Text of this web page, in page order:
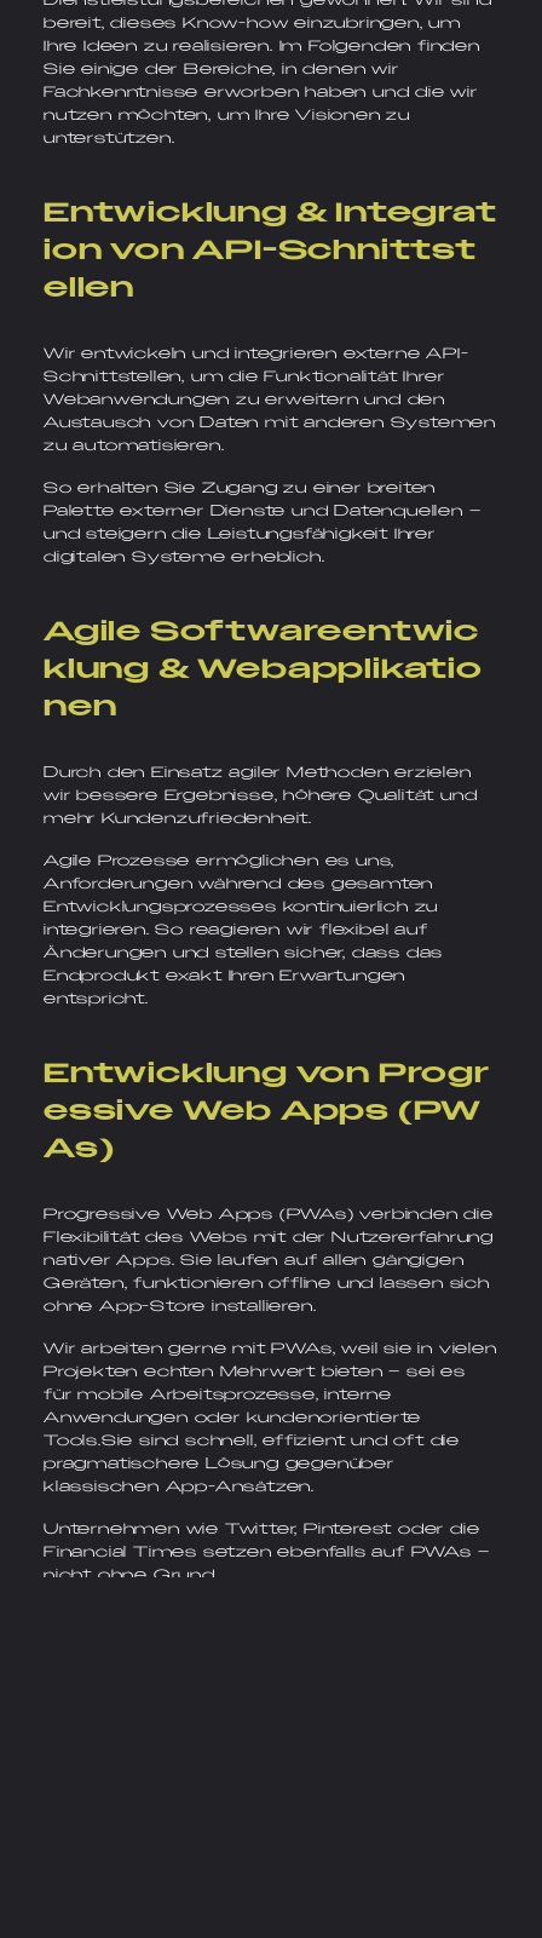
bereit, dieses Know-how einzubringen, um
Ihre Ideen zu realisieren. Im Folgenden finden
Sie einige der Bereiche, in denen wir
Fachkenntnisse erworben haben und die wir
nutzen möchten, um Ihre Visionen zu
unterstützen.
Entwicklung & Integrat
ion von API-Schnittst
ellen
Wir entwickeln und integrieren externe API-
Schnittstellen, um die Funktionalität Ihrer
Webanwendungen zu erweitern und den
Austausch von Daten mit anderen Systemen
zu automatisieren.
So erhalten Sie Zugang zu einer breiten
Palette externer Dienste und Datenquellen –
und steigern die Leistungsfähigkeit Ihrer
digitalen Systeme erheblich.
Agile Softwareentwic
klung & Webapplikatio
nen
Durch den Einsatz agiler Methoden erzielen
wir bessere Ergebnisse, höhere Qualität und
mehr Kundenzufriedenheit.
Agile Prozesse ermöglichen es uns,
Anforderungen während des gesamten
Entwicklungsprozesses kontinuierlich zu
integrieren. So reagieren wir flexibel auf
Änderungen und stellen sicher, dass das
Endprodukt exakt Ihren Erwartungen
entspricht.
Entwicklung von Progr
essive Web Apps (PW
As)
Progressive Web Apps (PWAs) verbinden die
Flexibilität des Webs mit der Nutzererfahrung
nativer Apps. Sie laufen auf allen gängigen
Geräten, funktionieren offline und lassen sich
ohne App-Store installieren.
Wir arbeiten gerne mit PWAs, weil sie in vielen
Projekten echten Mehrwert bieten – sei es
für mobile Arbeitsprozesse, interne
Anwendungen oder kundenorientierte
Tools.Sie sind schnell, effizient und oft die
pragmatischere Lösung gegenüber
klassischen App-Ansätzen.
Unternehmen wie Twitter, Pinterest oder die
Financial Times setzen ebenfalls auf PWAs –
nicht ohne Grund.